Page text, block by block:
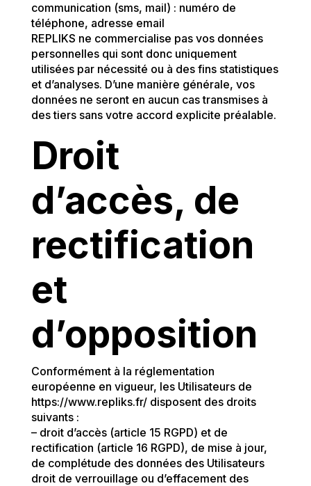
communication (sms, mail) : numéro de
téléphone, adresse email
REPLIKS ne commercialise pas vos données
personnelles qui sont donc uniquement
utilisées par nécessité ou à des fins statistiques
et d’analyses. D’une manière générale, vos
données ne seront en aucun cas transmises à
des tiers sans votre accord explicite préalable.
Droit
d’accès, de
rectification
et
d’opposition
Conformément à la réglementation
européenne en vigueur, les Utilisateurs de
https://www.repliks.fr/ disposent des droits
suivants :
– droit d’accès (article 15 RGPD) et de
rectification (article 16 RGPD), de mise à jour,
de complétude des données des Utilisateurs
droit de verrouillage ou d’effacement des